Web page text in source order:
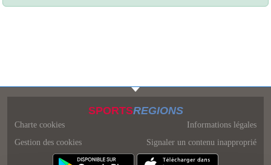
SPORTSREGIONS
Charte cookies
Gestion des cookies
Informations légales
Signaler un contenu inapproprié